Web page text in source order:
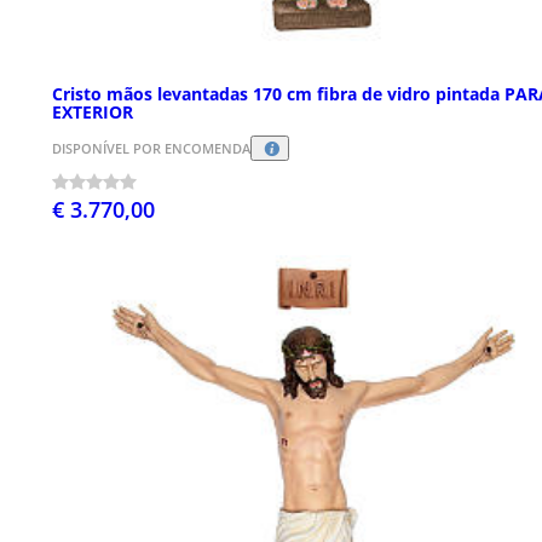
Cristo mãos levantadas 170 cm fibra de vidro pintada
EXTERIOR
DISPONÍVEL POR ENCOMENDA
€ 3.770,00